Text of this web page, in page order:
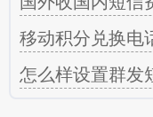
移动积分兑换电
怎么样设置群发